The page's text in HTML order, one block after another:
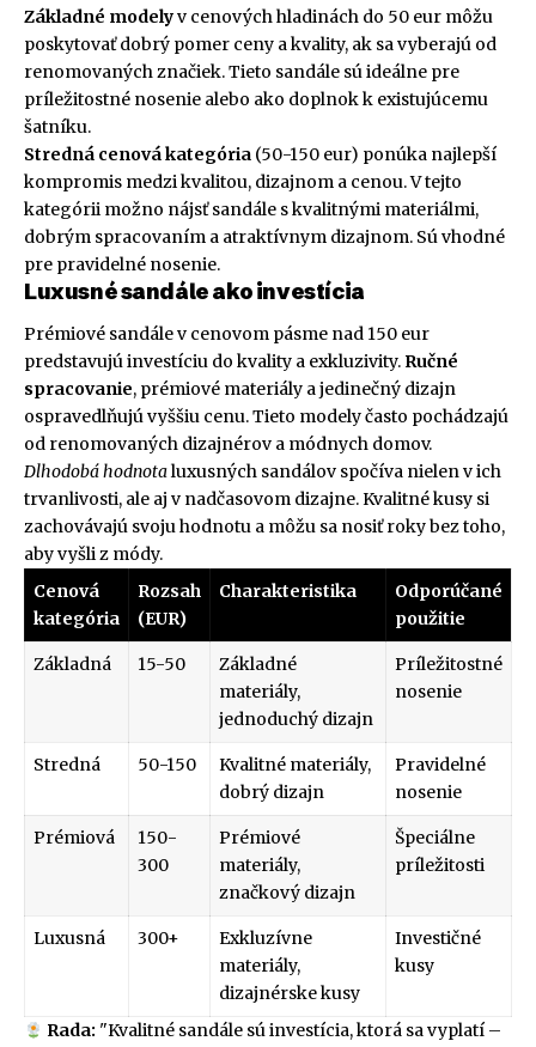
Základné modelyv cenových hladinách do 50 eur môžu
poskytovať dobrý pomer ceny a kvality, ak sa vyberajú od
renomovaných značiek. Tieto sandále sú ideálne pre
príležitostné nosenie alebo ako doplnok k existujúcemu
šatníku.
Stredná cenová kategória (50-150 eur) ponúka najlepší
kompromis medzi kvalitou, dizajnom a cenou. V tejto
kategórii možno nájsť sandále s kvalitnými materiálmi,
dobrým spracovaním a atraktívnym dizajnom. Sú vhodné
pre pravidelné nosenie.
Luxusné sandále ako investícia
Prémiové sandále v cenovom pásme nad 150 eur
predstavujú investíciu do kvality a exkluzivity. Ručné
spracovanie, prémiové materiály a jedinečný dizajn
ospravedlňujú vyššiu cenu. Tieto modely často pochádzajú
od renomovaných dizajnérov a módnych domov.
Dlhodobá hodnotaluxusných sandálov spočíva nielen v ich
trvanlivosti, ale aj v nadčasovom dizajne. Kvalitné kusy si
zachovávajú svoju hodnotu a môžu sa nosiť roky bez toho,
aby vyšli z módy.
Cenová
kategória
Rozsah
(EUR)
Charakteristika
Odporúčané
použitie
Základná 15-50
Základné
materiály,
jednoduchý dizajn
Príležitostné
nosenie
Stredná 50-150
Kvalitné materiály,
dobrý dizajn
Pravidelné
nosenie
Prémiová
150-
300
Prémiové
materiály,
značkový dizajn
Špeciálne
príležitosti
Luxusná 300+
Exkluzívne
materiály,
dizajnérske kusy
Investičné
kusy
Rada: "Kvalitné sandále sú investícia, ktorá sa vyplatí –